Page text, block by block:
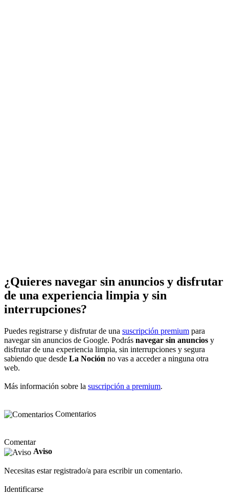
¿Quieres navegar sin anuncios y disfrutar
de una experiencia limpia y sin
interrupciones?
Puedes registrarse y disfrutar de una suscripción premium para
navegar sin anuncios de Google. Podrás navegar sin anuncios y
disfrutar de una experiencia limpia, sin interrupciones y segura
sabiendo que desde La Noción no vas a acceder a ninguna otra
web.
Más información sobre la suscripción a premium.
Comentarios
Comentar
Aviso
Necesitas estar registrado/a para escribir un comentario.
Identificarse